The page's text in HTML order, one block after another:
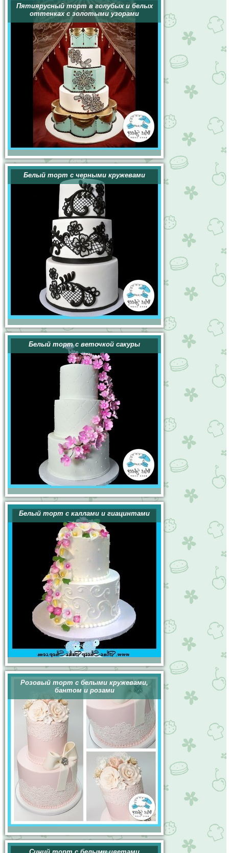
Пятиярусный торт в голубых и белых
оттенках с золотыми узорами
Белый торт с черными кружевами
Белый торт с веточкой сакуры
Белый торт с каллами и гиацинтами
Розовый торт с белыми кружевами,
бантом и розами